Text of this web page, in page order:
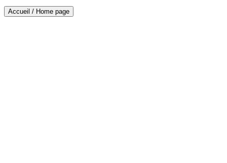
Accueil / Home page